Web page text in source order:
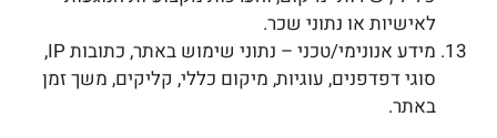
לאישיות או נתוני שכר.
מידע אנונימי/טכני – נתוני שימוש באתר, כתובות IP,
סוגי דפדפנים, עוגיות, מיקום כללי, קליקים, משך זמן
באתר.